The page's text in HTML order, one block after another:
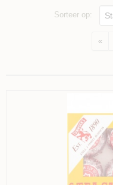
Sorteer op:
«